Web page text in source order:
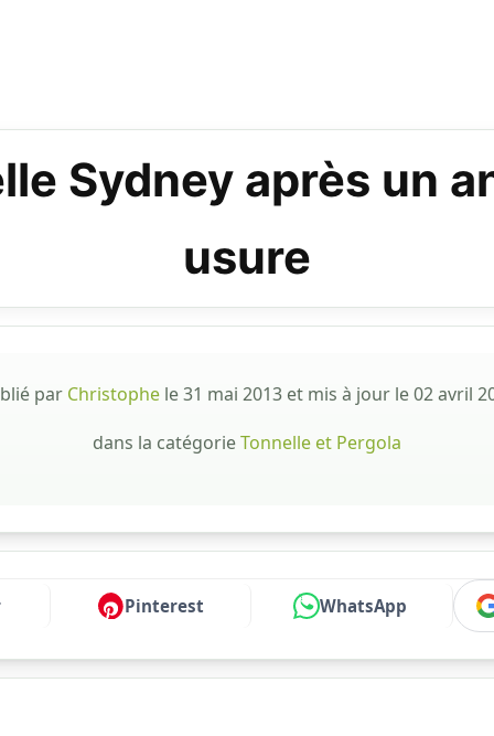
Sydney après un
usure
par Christophele31 mai 2013et mis à jour le02 avril
dans la catégorieTonnelle et Pergola
Pinterest WhatsApp